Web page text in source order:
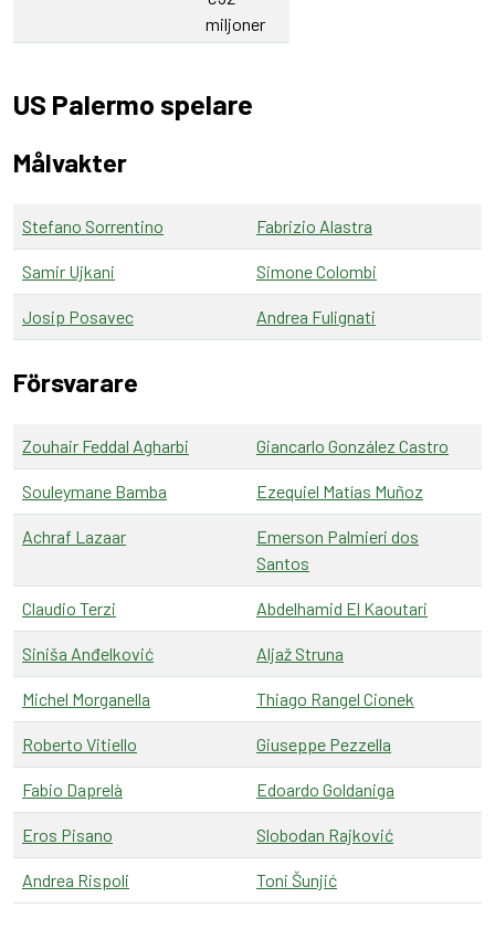
miljoner
US Palermo spelare
Målvakter
Stefano Sorrentino Fabrizio Alastra
Samir Ujkani Simone Colombi
Josip Posavec Andrea Fulignati
Försvarare
Zouhair Feddal Agharbi Giancarlo González Castro
Souleymane Bamba Ezequiel Matías Muñoz
Achraf Lazaar
Emerson Palmieri dos
Santos
Claudio Terzi Abdelhamid El Kaoutari
Siniša Anđelković Aljaž Struna
Michel Morganella Thiago Rangel Cionek
Roberto Vitiello Giuseppe Pezzella
Fabio Daprelà Edoardo Goldaniga
Eros Pisano Slobodan Rajković
Andrea Rispoli Toni Šunjić